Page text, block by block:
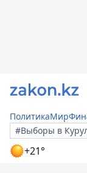
ПолитикаМир
#Выборы в
+21°